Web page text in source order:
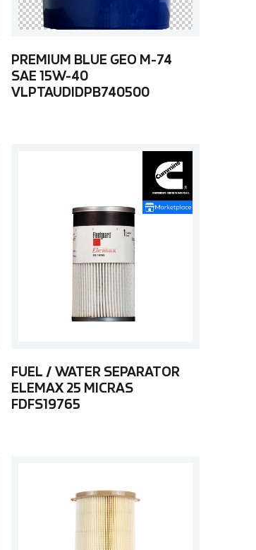
PREMIUM BLUE GEO M-74
SAE 15W-40
VLPTAUDIDPB740500
FUEL / WATER SEPARATOR
ELEMAX 25 MICRAS
FDFS19765